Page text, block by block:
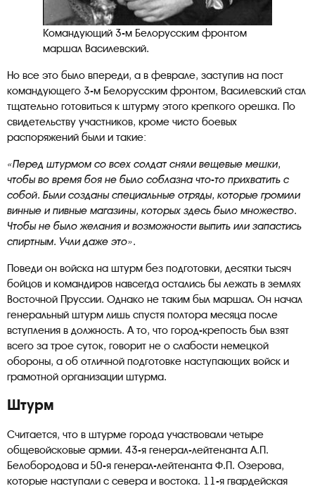
Командующий 3-м Белорусским фронтом
маршал Василевский.
Но все это было впереди, а в феврале, заступив на пост
командующего 3-м Белорусским фронтом, Василевский стал
тщательно готовиться к штурму этого крепкого орешка. По
свидетельству участников, кроме чисто боевых
распоряжений были и такие:
«Перед штурмом со всех солдат сняли вещевые мешки,
чтобы во время боя не было соблазна что-то прихватить с
собой. Были созданы специальные отряды, которые громили
винные и пивные магазины, которых здесь было множество.
Чтобы не было желания и возможности выпить или запастись
спиртным. Учли даже это».
Поведи он войска на штурм без подготовки, десятки тысяч
бойцов и командиров навсегда остались бы лежать в землях
Восточной Пруссии. Однако не таким был маршал. Он начал
генеральный штурм лишь спустя полтора месяца после
вступления в должность. А то, что город-крепость был взят
всего за трое суток, говорит не о слабости немецкой
обороны, а об отличной подготовке наступающих войск и
грамотной организации штурма.
Штурм
Считается, что в штурме города участвовали четыре
общевойсковые армии. 43-я генерал-лейтенанта А.П.
Белобородова и 50-я генерал-лейтенанта Ф.П. Озерова,
которые наступали с севера и востока. 11-я гвардейская